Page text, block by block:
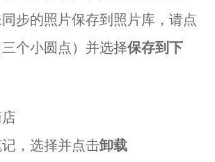
步的照片保存到照片库，请点
个小圆点）并选择保存到下
，选择并点击卸载